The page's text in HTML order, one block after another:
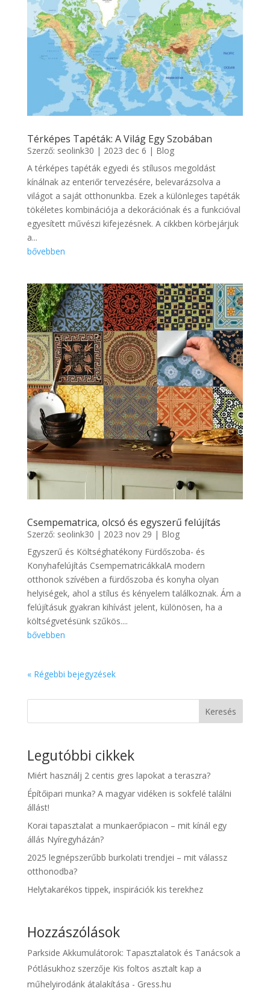
Térképes Tapéták: A Világ Egy Szobában
Szerző: seolink30 | 2023 dec 6 | Blog
A térképes tapéták egyedi és stílusos megoldást
kínálnak az enteriőr tervezésére, belevarázsolva a
világot a saját otthonunkba. Ezek a különleges tapéták
tökéletes kombinációja a dekorációnak és a funkcióval
egyesített művészi kifejezésnek. A cikkben körbejárjuk
a...
bővebben
Csempematrica, olcsó és egyszerű felújítás
Szerző: seolink30 | 2023 nov 29 | Blog
Egyszerű és Költséghatékony Fürdőszoba- és
Konyhafelújítás CsempematricákkalA modern
otthonok szívében a fürdőszoba és konyha olyan
helyiségek, ahol a stílus és kényelem találkoznak. Ám a
felújításuk gyakran kihívást jelent, különösen, ha a
költségvetésünk szűkös....
bővebben
« Régebbi bejegyzések
Keresés
Legutóbbi cikkek
Miért használj 2 centis gres lapokat a teraszra?
Építőipari munka? A magyar vidéken is sokfelé találni
állást!
Korai tapasztalat a munkaerőpiacon – mit kínál egy
állás Nyíregyházán?
2025 legnépszerűbb burkolati trendjei – mit válassz
otthonodba?
Helytakarékos tippek, inspirációk kis terekhez
Hozzászólások
Parkside Akkumulátorok: Tapasztalatok és Tanácsok a
Pótlásukhozszerzője Kis foltos asztalt kap a
műhelyirodánk átalakítása - Gress.hu